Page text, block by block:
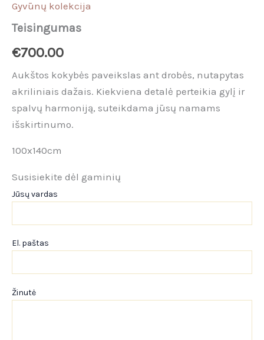
Gyvūnų kolekcija
Teisingumas
€700.00
Aukštos kokybės paveikslas ant drobės, nutapytas
akriliniais dažais. Kiekviena detalė perteikia gylį ir
spalvų harmoniją, suteikdama jūsų namams
išskirtinumo.
100x140cm
Susisiekite dėl gaminių
Jūsų vardas
El. paštas
Žinutė